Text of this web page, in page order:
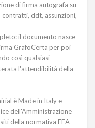
di firma autografa su
ddt, assunzioni,
il documento nasce
GrafoCerta per poi
così qualsiasi
l'attendibilità della
è Made in Italy e
dell'Amministrazione
della normativa FEA